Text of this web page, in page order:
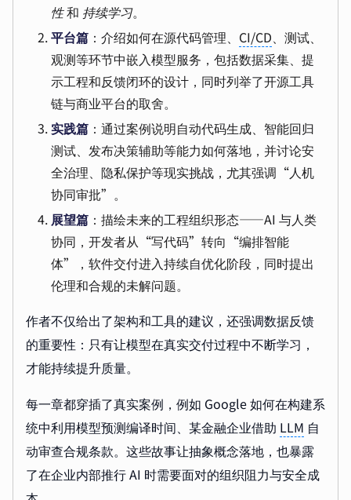
性和 持续学习。
平台篇 ：介绍如何在源代码管理、 CI/CD、测试、
观测等环节中嵌入模型服务，包括数据采集、提
示工程和反馈闭环的设计，同时列举了开源工具
链与商业平台的取舍。
实践篇 ：通过案例说明自动代码生成、智能回归
测试、发布决策辅助等能力如何落地，并讨论安
全治理、隐私保护等现实挑战，尤其强调“人机
协同审批”。
展望篇 ：描绘未来的工程组织形态——AI 与人类
协同，开发者从“写代码”转向“编排智能
体”，软件交付进入持续自优化阶段，同时提出
伦理和合规的未解问题。
作者不仅给出了架构和工具的建议，还强调数据反馈
的重要性：只有让模型在真实交付过程中不断学习，
才能持续提升质量。
每一章都穿插了真实案例，例如 Google 如何在构建系
统中利用模型预测编译时间、某金融企业借助 LLM 自
动审查合规条款。这些故事让抽象概念落地，也暴露
了在企业内部推行 AI 时需要面对的组织阻力与安全成